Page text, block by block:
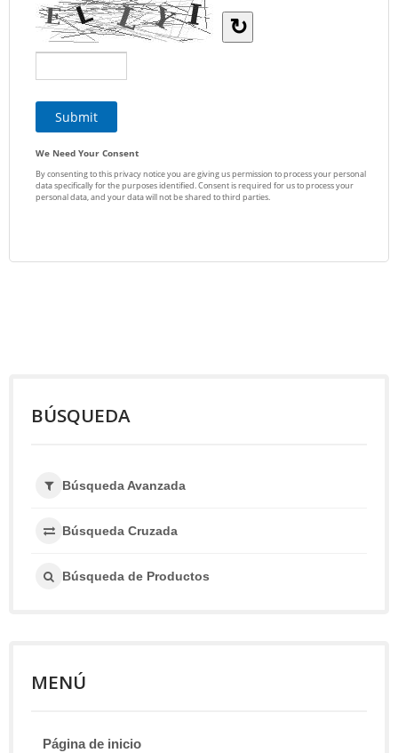
BÚSQUEDA
Búsqueda Avanzada
Búsqueda Cruzada
Búsqueda de Productos
MENÚ
Página de inicio